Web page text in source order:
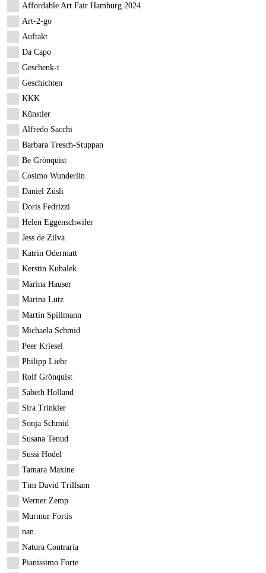
Affordable Art Fair Hamburg 2024
Art-2-go
Auftakt
Da Capo
Geschenk-t
Geschichten
KKK
Künstler
Alfredo Sacchi
Barbara Tresch-Stuppan
Be Grönquist
Cosimo Wunderlin
Daniel Züsli
Doris Fedrizzi
Helen Eggenschwiler
Jess de Zilva
Katrin Odermatt
Kerstin Kubalek
Marina Hauser
Marina Lutz
Martin Spillmann
Michaela Schmid
Peer Kriesel
Philipp Liehr
Rolf Grönquist
Sabeth Holland
Sira Trinkler
Sonja Schmid
Susana Tenud
Sussi Hodel
Tamara Maxine
Tim David Trillsam
Werner Zemp
Murmur Fortis
nan
Natura Contraria
Pianissimo Forte